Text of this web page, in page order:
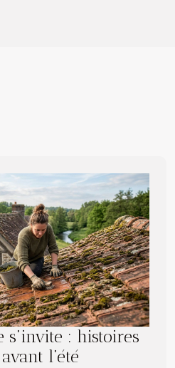
s’invite : histoires
l’été